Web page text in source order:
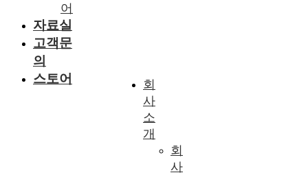
어
자료실
고객문
의
스토어
회
사
소
개
회
사